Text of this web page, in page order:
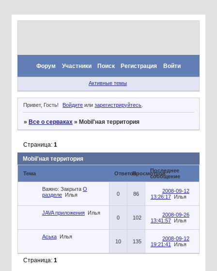
Форум Участники Поиск Регистрация Войти
Активные темы
Привет, Гость! Войдите илизарегистрируйтесь.
» Все о серваках » Mobil'ная территория
Mobil'ная территория
Страница: 1
Тема ОтветовПросмотровПоследнее
сообщение
Важно: Закрыта О
разделе
Илья 0 86
2008-09-12
13:26:17
Илья
JAVA приложения
Илья
0
102
2008-09-26
13:41:57
Илья
Аська
Илья
10
135
2008-09-12
19:21:41
Илья
Страница: 1